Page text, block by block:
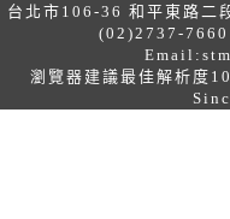
台北市106-36 和平東路二
(02)2737-
Email:
瀏覽器建議最佳解析度